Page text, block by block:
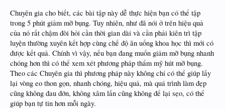
Chuyên gia cho biết, các bài tập này dễ thực hiện bạn có thể tập
trong 5 phút giảm mỡ bụng. Tuy nhiên, như đã nói ở trên hiệu quả
của nó rất chậm đòi hỏi cần thời gian dài và cần phải kiên trì tập
luyện thường xuyên kết hợp cùng chế độ ăn uống khoa học thì mới có
được kết quả. Chính vì vậy, nếu bạn đang muốn giảm mỡ bụng nhanh
chóng hơn thì có thể xem xét phương pháp thẩm mỹ hút mỡ bụng.
Theo các Chuyên gia thì phương pháp này không chỉ có thể giúp lấy
lại vòng eo thon gọn, nhanh chóng, hiệu quả, mà quá trình làm đẹp
cũng không đau đớn, không xâm lấn cũng không để lại sẹo, có thể
giúp bạn tự tin hơn mỗi ngày.